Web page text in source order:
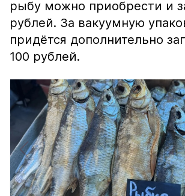
рыбу можно приобрести и
рублей. За вакуумную
придётся дополнительно
100 рублей.